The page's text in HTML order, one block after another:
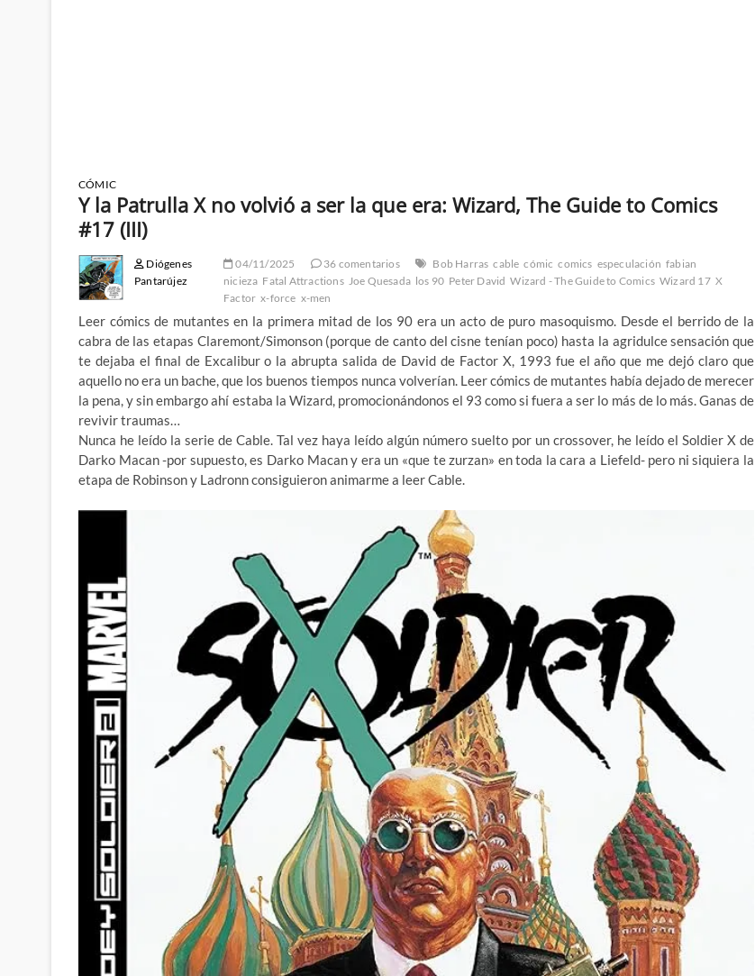
CÓMIC
Y la Patrulla X no volvió a ser la que era: Wizard, The Guide to Comics
#17 (III)
Diógenes
Pantarújez
04/11/2025 36 comentarios Bob Harras cable cómic comics especulación fabian
nicieza Fatal Attractions Joe Quesada los 90 Peter David Wizard - The Guide to Comics Wizard 17 X
Factor x-force x-men
Leer cómics de mutantes en la primera mitad de los 90 era un acto de puro masoquismo. Desde el berrido de la
cabra de las etapas Claremont/Simonson (porque de canto del cisne tenían poco) hasta la agridulce sensación que
te dejaba el final de Excalibur o la abrupta salida de David de Factor X, 1993 fue el año que me dejó claro que
aquello no era un bache, que los buenos tiempos nunca volverían. Leer cómics de mutantes había dejado de merecer
la pena, y sin embargo ahí estaba la Wizard, promocionándonos el 93 como si fuera a ser lo más de lo más. Ganas de
revivir traumas…
Nunca he leído la serie de Cable. Tal vez haya leído algún número suelto por un crossover, he leído el Soldier X de
Darko Macan -por supuesto, es Darko Macan y era un «que te zurzan» en toda la cara a Liefeld- pero ni siquiera la
etapa de Robinson y Ladronn consiguieron animarme a leer Cable.